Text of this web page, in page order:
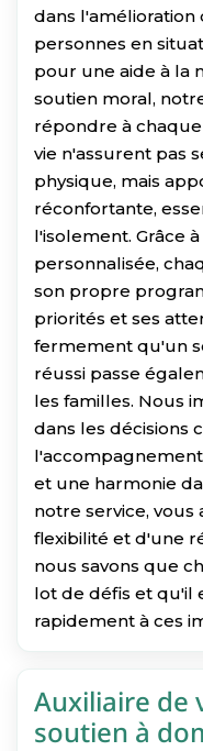
dans l'amélioration
personnes en
pour une aide à la
soutien moral,
répondre à
vie n'assurent pas
physique, mais
réconfortante,
l'isolement. Grâce
personnalisée,
son propre
priorités et ses
fermement qu'un
réussi passe
les familles. Nous
dans les décisions
et une harmonie
notre service, vous
flexibilité et d'une
nous savons que
lot de défis et qu'il
rapidement à ces
Auxiliaire de
soutien à